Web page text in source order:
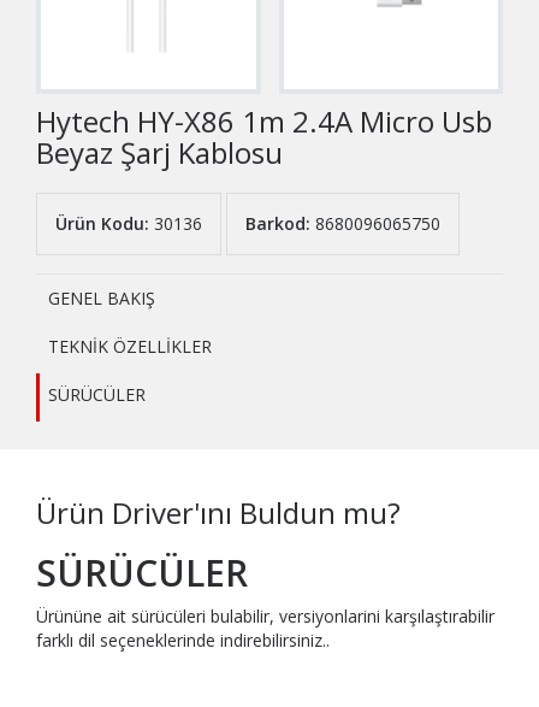
Hytech HY-X86 1m 2.4A Micro Usb
Beyaz Şarj Kablosu
Ürün Kodu: 30136 Barkod: 8680096065750
GENEL BAKIŞ
TEKNİK ÖZELLİKLER
SÜRÜCÜLER
Ürün Driver'ını Buldun mu?
SÜRÜCÜLER
Ürününe ait sürücüleri bulabilir, versiyonlarini karşılaştırabilir
farklı dil seçeneklerinde indirebilirsiniz..